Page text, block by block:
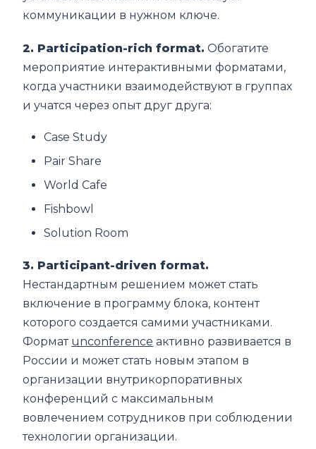
коммуникации в нужном ключе.
2. Participation-rich format. Обогатите
мероприятие интерактивными форматами,
когда участники взаимодействуют в группах
и учатся через опыт друг друга:
Case Study
Pair Share
World Cafe
Fishbowl
Solution Room
3. Participant-driven format.
Нестандартным решением может стать
включение в программу блока, контент
которого создается самими участниками.
Формат unconference активно развивается в
России и может стать новым этапом в
организации внутрикорпоративных
конференций с максимальным
вовлечением сотрудников при соблюдении
технологии организации.